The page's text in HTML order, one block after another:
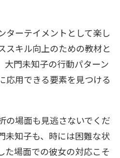
ターテイメントとして楽し
スキル向上のための教材と
大門未知子の行動パターン
応用できる要素を見つける
の場面も見逃さないでくだ
未知子も、時には困難な状
た場面での彼女の対応こそ